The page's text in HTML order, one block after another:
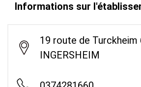
Informations sur
19 route de Turckheim
INGERSHEIM